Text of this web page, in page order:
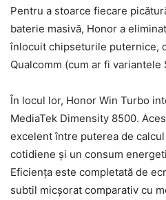
Pentru a stoarce fiecare
baterie masivă, Honor a
înlocuit chipseturile puternice,
Qualcomm (cum ar fi variantele
În locul lor, Honor Win Turbo
MediaTek Dimensity 8500.
excelent între puterea de
cotidiene și un consum
Eficiența este completată de
subtil micșorat comparativ cu